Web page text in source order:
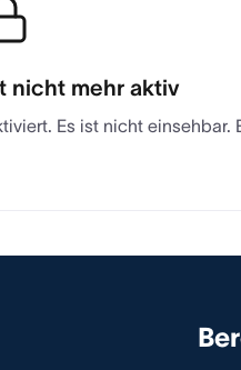
nicht mehr aktiv
Es ist nicht